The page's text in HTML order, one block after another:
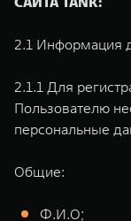
2.1 Информация
2.1.1 Для
Пользователю
персональные
Общие:
Ф.И.О;